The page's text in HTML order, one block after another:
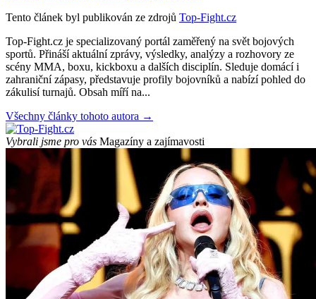
Tento článek byl publikován ze zdrojů Top-Fight.cz
Top-Fight.cz je specializovaný portál zaměřený na svět bojových
sportů. Přináší aktuální zprávy, výsledky, analýzy a rozhovory ze
scény MMA, boxu, kickboxu a dalších disciplín. Sleduje domácí i
zahraniční zápasy, představuje profily bojovníků a nabízí pohled do
zákulisí turnajů. Obsah míří na...
Všechny články tohoto autora →
Vybrali jsme pro vás Magazíny a zajímavosti